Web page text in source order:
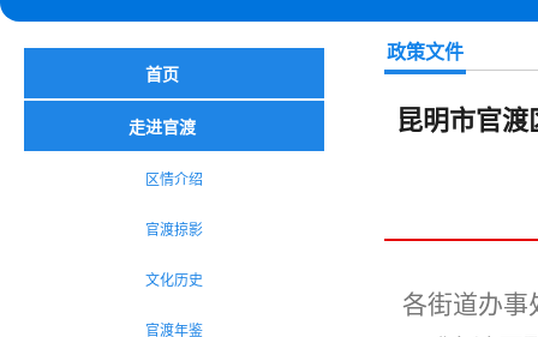
首页
走进官渡
区情介绍
官渡掠影
文化历史
官渡年鉴
政策文件
昆明市官
各街道办事